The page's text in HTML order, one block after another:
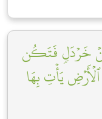
خَرۡدَلٖ فَتَكُن
يَأۡتِ بِهَا